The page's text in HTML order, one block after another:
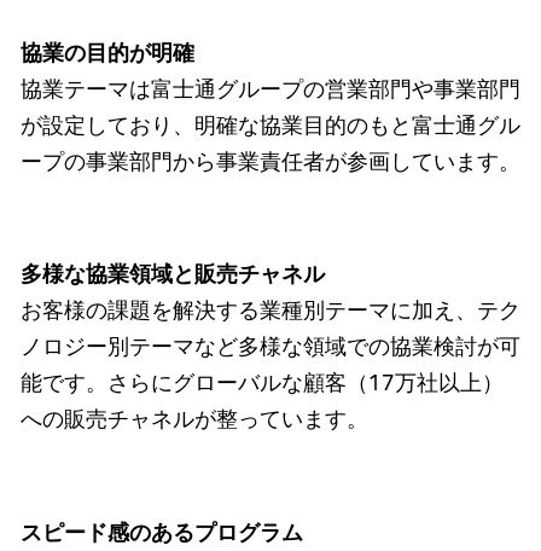
協業の目的が明確
協業テーマは富士通グループの営業部門や事業部門
が設定しており、明確な協業目的のもと富士通グル
ープの事業部門から事業責任者が参画しています。
多様な協業領域と販売チャネル
お客様の課題を解決する業種別テーマに加え、テク
ノロジー別テーマなど多様な領域での協業検討が可
能です。さらにグローバルな顧客（17万社以上）
への販売チャネルが整っています。
スピード感のあるプログラム